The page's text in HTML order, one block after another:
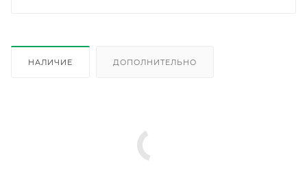
НАЛИЧИЕ ДОПОЛНИТЕЛЬНО